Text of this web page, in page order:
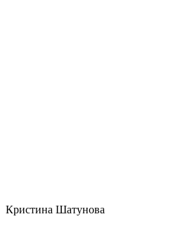
Кристина Шатунова